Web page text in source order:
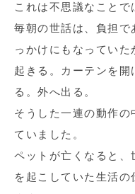
これは不思議なことで
毎朝の世話は、負担で
っかけにもなっていた
起きる。カーテンを開
る。外へ出る。
そうした一連の動作の
ていました。
ペットが亡くなると、
を起こしていた生活の